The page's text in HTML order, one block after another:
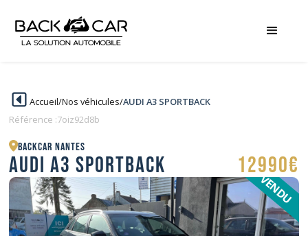
Accueil/Nos véhicules/AUDI A3 SPORTBACK
Référence :7oiz92d8b
BACKCAR Nantes
AUDI A3 SPORTBACK 12990€
VENDU